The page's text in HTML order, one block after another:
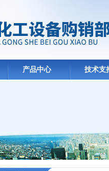
产品中心 技术支